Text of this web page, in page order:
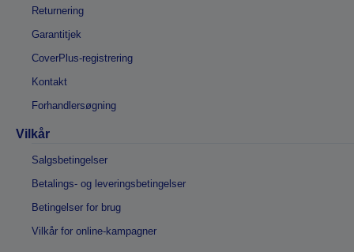
Returnering
Garantitjek
CoverPlus-registrering
Kontakt
Forhandlersøgning
Vilkår
Salgsbetingelser
Betalings- og leveringsbetingelser
Betingelser for brug
Vilkår for online-kampagner